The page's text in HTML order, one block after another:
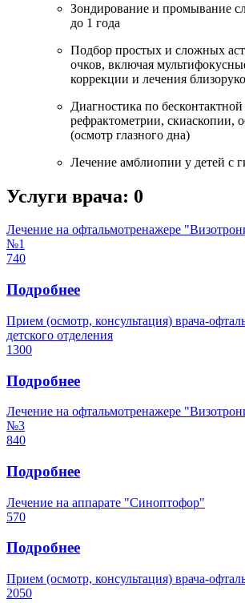
Зондирование и промывание
до 1 года
Подбор простых и сложных
очков, включая
коррекции и лечения
Диагностика по
рефрактометрии, скиаскопии,
(осмотр глазного дна)
Лечение амблиопии у детей с
Услуги врача: 0
Лечение на офтальмотренажере
№1
740
Подробнее
Прием (осмотр, консультация) врача-
детского отделения
1300
Подробнее
Лечение на офтальмотренажере
№3
840
Подробнее
Лечение на аппарате "Синоптофор"
570
Подробнее
Прием (осмотр, консультация) врача-
2050